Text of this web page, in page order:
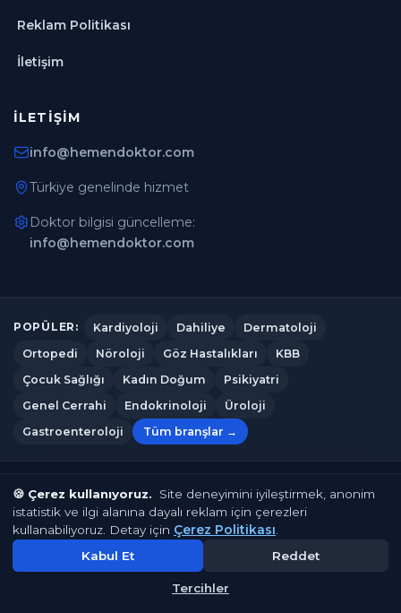
Reklam Politikası
İletişim
İLETIŞIM
info@hemendoktor.com
Türkiye genelinde hizmet
Doktor bilgisi güncelleme:
info@hemendoktor.com
POPÜLER: Kardiyoloji Dahiliye
Dermatoloji
Ortopedi
Nöroloji Göz Hastalıkları
KBB
Çocuk Sağlığı
Kadın Doğum
Psikiyatri
Genel Cerrahi
Endokrinoloji
Üroloji
Gastroenteroloji
Tüm branşlar →
© 2026Hemendoktor.com— Tüm hakları saklıdır.
Gizlilik Politikası Kullanım KoşullarıÇerez Politikası
Çerez Tercihleri
🍪 Çerez kullanıyoruz.
Site deneyimini iyileştirmek, anonim
istatistik ve ilgi alanına dayalı reklam için çerezleri
kullanabiliyoruz. Detay için Çerez Politikası
Kabul Et
Reddet
Tercihler